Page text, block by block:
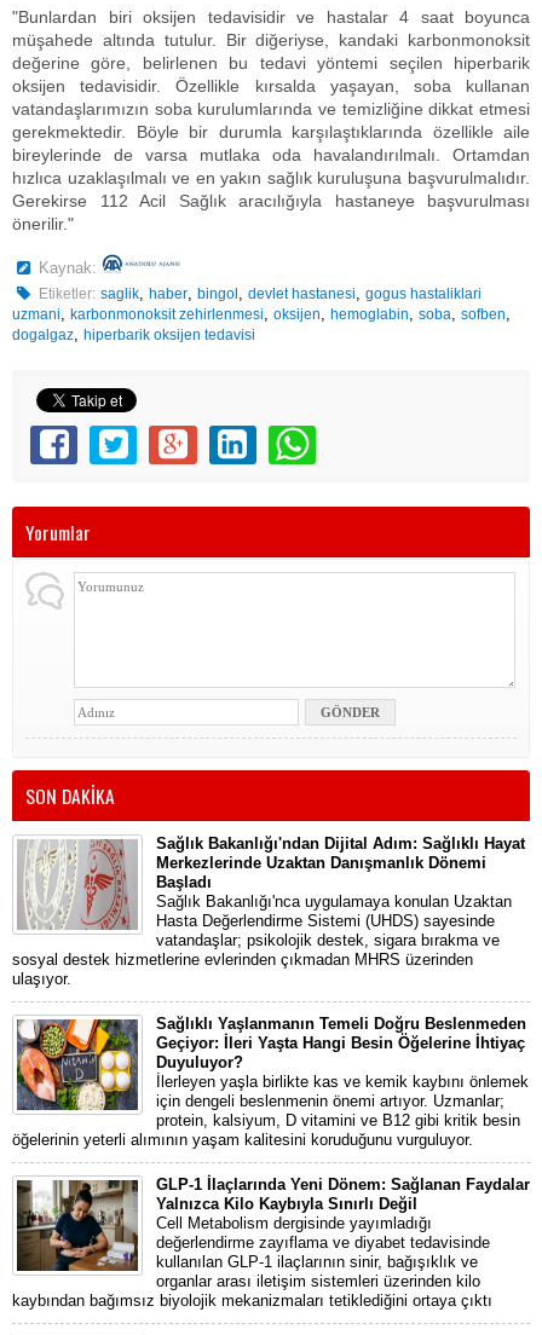
"Bunlardan biri oksijen tedavisidir ve hastalar 4 saat boyunca
müşahede altında tutulur. Bir diğeriyse, kandaki karbonmonoksit
değerine göre, belirlenen bu tedavi yöntemi seçilen hiperbarik
oksijen tedavisidir. Özellikle kırsalda yaşayan, soba kullanan
vatandaşlarımızın soba kurulumlarında ve temizliğine dikkat etmesi
gerekmektedir. Böyle bir durumla karşılaştıklarında özellikle aile
bireylerinde de varsa mutlaka oda havalandırılmalı. Ortamdan
hızlıca uzaklaşılmalı ve en yakın sağlık kuruluşuna başvurulmalıdır.
Gerekirse 112 Acil Sağlık aracılığıyla hastaneye başvurulması
önerilir."
Kaynak:
Etiketler: saglik,haber,bingol ,devlet hastanesi,gogus hastaliklari
uzmani, karbonmonoksit zehirlenmesi, oksijen, hemoglabin, soba, sofben,
dogalgaz, hiperbarik oksijen tedavisi
Yorumlar
SON DAKİKA
Sağlık Bakanlığı'ndan Dijital Adım: Sağlıklı Hayat
Merkezlerinde Uzaktan Danışmanlık Dönemi
Başladı
Sağlık Bakanlığı'nca uygulamaya konulan Uzaktan
Hasta Değerlendirme Sistemi (UHDS) sayesinde
vatandaşlar; psikolojik destek, sigara bırakma ve
sosyal destek hizmetlerine evlerinden çıkmadan MHRS üzerinden
ulaşıyor.
Sağlıklı Yaşlanmanın Temeli Doğru Beslenmeden
Geçiyor: İleri Yaşta Hangi Besin Öğelerine İhtiyaç
Duyuluyor?
İlerleyen yaşla birlikte kas ve kemik kaybını önlemek
için dengeli beslenmenin önemi artıyor. Uzmanlar;
protein, kalsiyum, D vitamini ve B12 gibi kritik besin
öğelerinin yeterli alımının yaşam kalitesini koruduğunu vurguluyor.
GLP-1 İlaçlarında Yeni Dönem: Sağlanan Faydalar
Yalnızca Kilo Kaybıyla Sınırlı Değil
Cell Metabolism dergisinde yayımladığı
değerlendirme zayıflama ve diyabet tedavisinde
kullanılan GLP-1 ilaçlarının sinir, bağışıklık ve
organlar arası iletişim sistemleri üzerinden kilo
kaybından bağımsız biyolojik mekanizmaları tetiklediğini ortaya çıktı